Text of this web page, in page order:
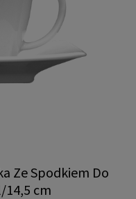
Ze Spodkiem Do
14,5 cm